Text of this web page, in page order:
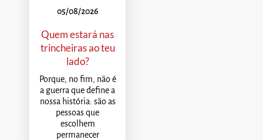
05/08/2026
Quem estará nas
trincheiras ao teu
lado?
Porque, no fim, não é
a guerra que define a
nossa história: são as
pessoas que
escolhem
permanecer